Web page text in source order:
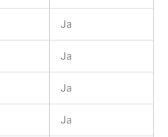
Ja
Ja
Ja
Ja